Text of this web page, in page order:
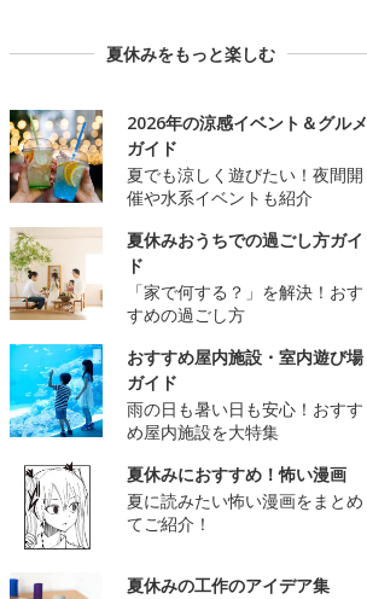
夏休みをもっと楽しむ
2026年の涼感イベント＆グルメ
ガイド
夏でも涼しく遊びたい！夜間開
催や水系イベントも紹介
夏休みおうちでの過ごし方ガイ
ド
「家で何する？」を解決！おす
すめの過ごし方
おすすめ屋内施設・室内遊び場
ガイド
雨の日も暑い日も安心！おすす
め屋内施設を大特集
夏休みにおすすめ！怖い漫画
夏に読みたい怖い漫画をまとめ
てご紹介！
夏休みの工作のアイデア集